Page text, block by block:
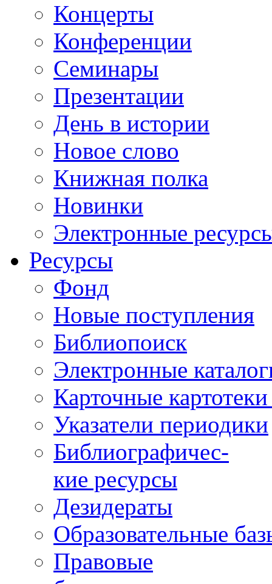
Концерты
Конференции
Семинары
Презентации
День в истории
Новое слово
Книжная полка
Новинки
Электронные
Ресурсы
Фонд
Новые поступления
Библиопоиск
Электронные
Карточные
Указатели периодики
Библиографичес-
кие ресурсы
Дезидераты
Образовательные
Правовые